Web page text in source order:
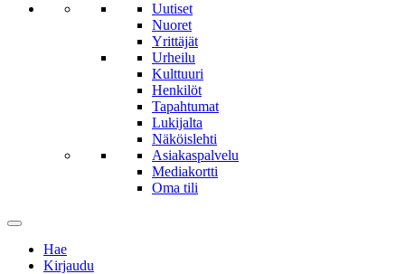
Uutiset
Nuoret
Yrittäjät
Urheilu
Kulttuuri
Henkilöt
Tapahtumat
Lukijalta
Näköislehti
Asiakaspalvelu
Mediakortti
Oma tili
Hae
Kirjaudu